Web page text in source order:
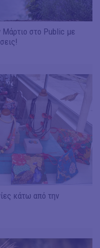
Μάρτιο στο Public με
κάτω από την